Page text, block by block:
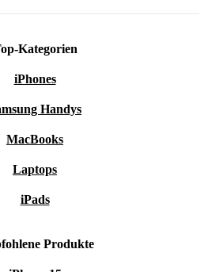
Kategorien
iPhones
Handys
MacBooks
Laptops
iPads
Produkte